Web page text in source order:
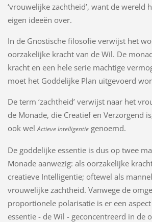
‘vrouwelijke zachtheid’, want de wereld
eigen ideeën over.
In de Gnostische filosofie verwijst het
oorzakelijke kracht van de Wil. De
kracht en een hele serie machtige
moet het Goddelijke Plan uitgevoerd
De term ‘zachtheid’ verwijst naar het
de Monade, die Creatief en Verzorgend
ook wel Actieve Intelligentiegenoemd.
De goddelijke essentie is dus op twee
Monade aanwezig: als oorzakelijke
creatieve Intelligentie; oftewel als
vrouwelijke zachtheid. Vanwege de
proportionele polarisatie is er een
essentie - de Wil - geconcentreerd in de